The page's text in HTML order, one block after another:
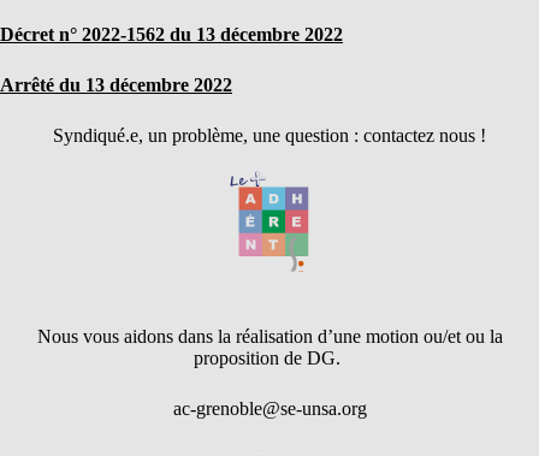
Décret n° 2022-1562 du 13 décembre 2022
Arrêté du 13 décembre 2022
Syndiqué.e, un problème, une question : contactez nous !
Nous vous aidons dans la réalisation d’une motion ou/et ou la
proposition de DG.
ac-grenoble@se-unsa.org